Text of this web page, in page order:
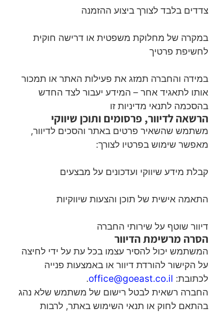
צדדים בלבד לצורך ביצוע ההזמנה
במקרה של מחלוקת משפטית או דרישה חוקית
לחשיפת פרטיך
במידה והחברה תמזג את פעילות האתר או תמכור
אותו לתאגיד אחר – המידע יעבור לצד החדש
בהסכמה לתנאי מדיניות זו
הרשאה לדיוור, פרסומים ותוכן שיווקי
משתמש שהשאיר פרטים באתר והסכים לדיוור,
מאפשר שימוש בפרטיו לצורך:
קבלת מידע שיווקי ועדכונים על מבצעים
התאמה אישית של תוכן והצעות שיווקיות
דיוור שוטף על שירותי החברה
הסרה מרשימת הדיוור
המשתמש יכול להסיר עצמו בכל עת על ידי לחיצה
על הקישור להורדת דיוור או באמצעות פנייה
לכתובת: office@goeast.co.il
.
החברה רשאית לבטל רישום של משתמש שלא נהג
בהתאם לחוק או תנאי השימוש באתר, לרבות